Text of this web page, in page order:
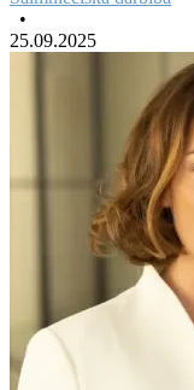
•
25.09.2025